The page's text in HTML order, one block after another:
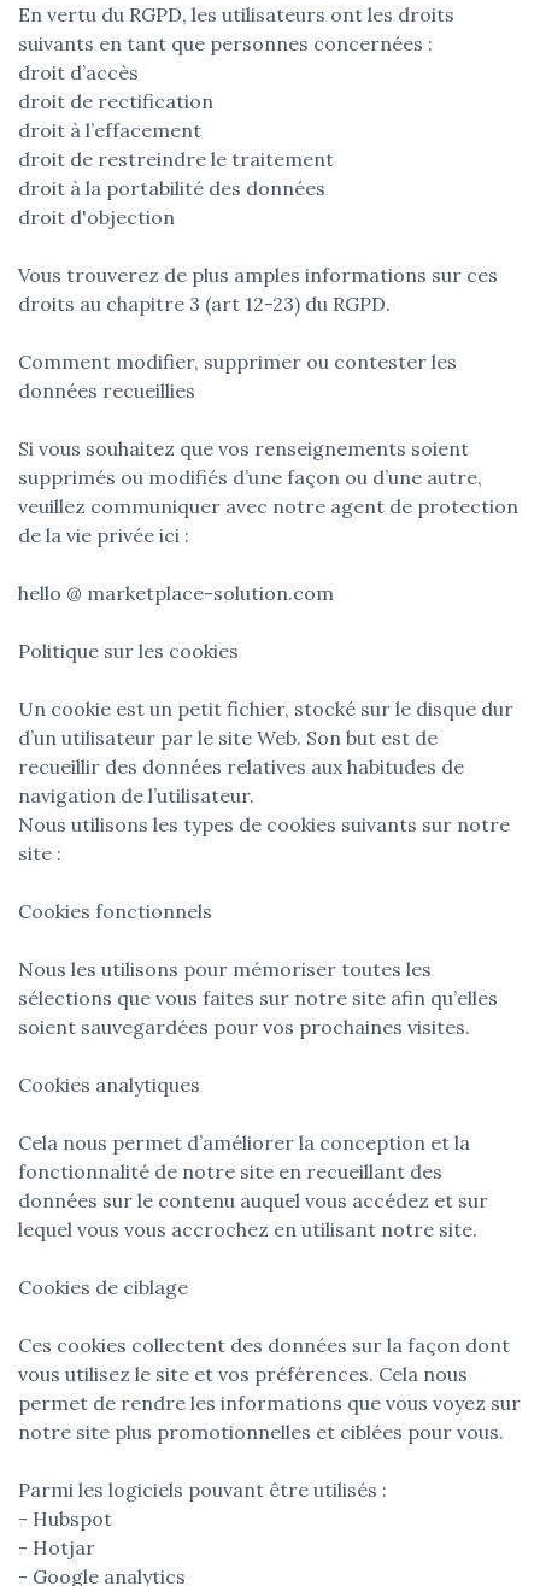
En vertu du RGPD, les utilisateurs ont les droits
suivants en tant que personnes concernées :
droit d’accès
droit de rectification
droit à l’effacement
droit de restreindre le traitement
droit à la portabilité des données
droit d'objection
Vous trouverez de plus amples informations sur ces
droits au chapitre 3 (art 12-23) du RGPD.
Comment modifier, supprimer ou contester les
données recueillies
Si vous souhaitez que vos renseignements soient
supprimés ou modifiés d’une façon ou d’une autre,
veuillez communiquer avec notre agent de protection
de la vie privée ici :
hello @ marketplace-solution.com
Politique sur les cookies
Un cookie est un petit fichier, stocké sur le disque dur
d’un utilisateur par le site Web. Son but est de
recueillir des données relatives aux habitudes de
navigation de l’utilisateur.
Nous utilisons les types de cookies suivants sur notre
site :
Cookies fonctionnels
Nous les utilisons pour mémoriser toutes les
sélections que vous faites sur notre site afin qu’elles
soient sauvegardées pour vos prochaines visites.
Cookies analytiques
Cela nous permet d’améliorer la conception et la
fonctionnalité de notre site en recueillant des
données sur le contenu auquel vous accédez et sur
lequel vous vous accrochez en utilisant notre site.
Cookies de ciblage
Ces cookies collectent des données sur la façon dont
vous utilisez le site et vos préférences. Cela nous
permet de rendre les informations que vous voyez sur
notre site plus promotionnelles et ciblées pour vous.
Parmi les logiciels pouvant être utilisés :
- Hubspot
- Hotjar
- Google analytics